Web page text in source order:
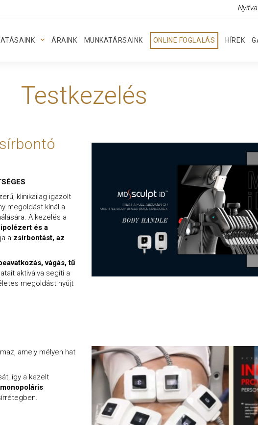
ÁRAINK MUNKATÁRSAINK ONLINE FOGLALÁS HÍREK
Testkezelés
klinikailag igazolt
megoldást kínál a
A kezelés a
és a
a zsírbontást, az
vágás, tű
aktiválva segíti a
megoldást nyújt
amely mélyen hat
így a kezelt
monopoláris